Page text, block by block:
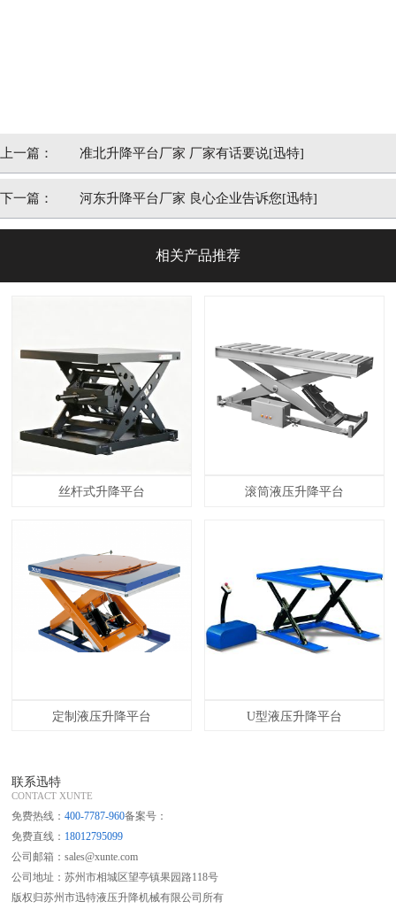
上一篇： 准北升降平台厂家 厂家有话要说[迅特]
下一篇： 河东升降平台厂家 良心企业告诉您[迅特]
相关产品推荐
丝杆式升降平台 滚筒液压升降平台
定制液压升降平台 U型液压升降平台
联系迅特
CONTACT XUNTE
免费热线：400-7787-960备案号：
免费直线： 18012795099
公司邮箱：sales@xunte.com
公司地址：苏州市相城区望亭镇果园路118号
版权归苏州市迅特液压升降机械有限公司所有